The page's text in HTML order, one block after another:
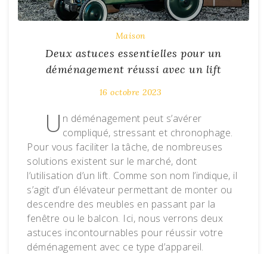
Maison
Deux astuces essentielles pour un
déménagement réussi avec un lift
16 octobre 2023
U n déménagement peut s’avérer
compliqué, stressant et chronophage.
Pour vous faciliter la tâche, de nombreuses
solutions existent sur le marché, dont
l’utilisation d’un lift. Comme son nom l’indique, il
s’agit d’un élévateur permettant de monter ou
descendre des meubles en passant par la
fenêtre ou le balcon. Ici, nous verrons deux
astuces incontournables pour réussir votre
déménagement avec ce type d’appareil.